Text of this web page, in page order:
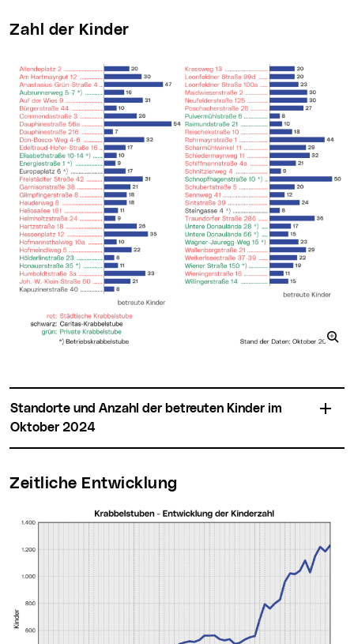
Zahl der Kinder
Standorte und Anzahl der betreuten Kinder im
Oktober 2024
Zeitliche Entwicklung